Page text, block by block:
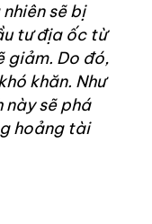
sẽ bị
tư địa ốc từ
giảm. Do đó,
khăn. Như
này sẽ phá
hoảng tài